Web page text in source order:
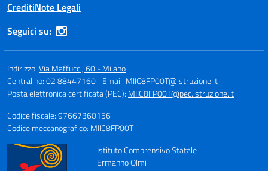
CreditiNote Legali
Seguici su:
Indirizzo:Via Maffucci, 60 - Milano
Centralino:02 88447160 Email: MIIC8FP00T@istruzione.it
Posta elettronica certificata (PEC): MIIC8FP00T@pec.istruzione.it
Codice fiscale: 97667360156
Codice meccanografico: MIIC8FP00T
Istituto Comprensivo Statale
Ermanno Olmi